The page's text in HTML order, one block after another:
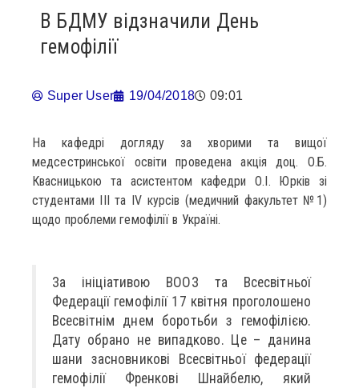
В БДМУ відзначили День
гемофілії
Super User 19/04/2018 09:01
На кафедрі догляду за хворими та вищої
медсестринської освіти проведена акція доц. О.Б.
Квасницькою та асистентом кафедри О.І. Юрків зі
студентами ІІІ та IV курсів (медичний факультет №1)
щодо проблеми гемофілії в Україні.
За ініціативою ВООЗ та Всесвітньої
Федерації гемофілії 17 квітня проголошено
Всесвітнім днем боротьби з гемофілією.
Дату обрано не випадково. Це – данина
шани засновникові Всесвітньої федерації
гемофілії Френкові Шнайбелю, який